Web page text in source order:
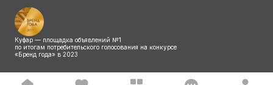
Куфар — площадка объявлений №1
по итогам потребительского голосования на конкурсе
«Бренд года» в 2023